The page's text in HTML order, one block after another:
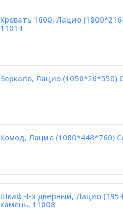
Кровать 1600, Лацио
11014
Зеркало, Лацио (1050*26*550)
Комод, Лацио (1080*448*760)
Шкаф 4-х дверный, Лацио
камень, 11008